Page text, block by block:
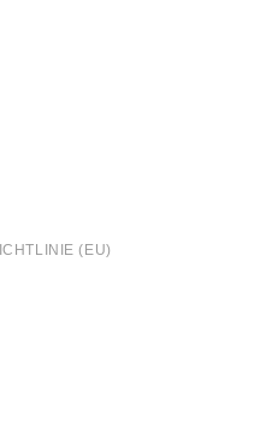
(EU)